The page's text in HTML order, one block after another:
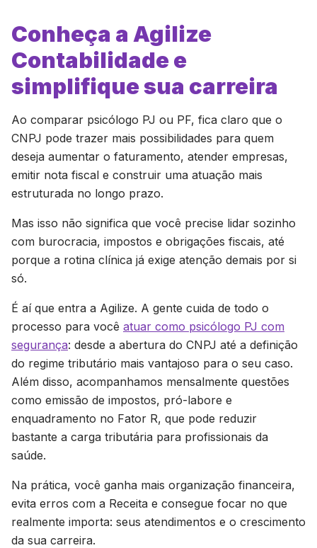
Conheça a Agilize
Contabilidade e
simplifique sua carreira
Ao comparar psicólogo PJ ou PF, fica claro que o
CNPJ pode trazer mais possibilidades para quem
deseja aumentar o faturamento, atender empresas,
emitir nota fiscal e construir uma atuação mais
estruturada no longo prazo.
Mas isso não significa que você precise lidar sozinho
com burocracia, impostos e obrigações fiscais, até
porque a rotina clínica já exige atenção demais por si
só.
É aí que entra a Agilize. A gente cuida de todo o
processo para você atuar como psicólogo PJ com
segurança: desde a abertura do CNPJ até a definição
do regime tributário mais vantajoso para o seu caso.
Além disso, acompanhamos mensalmente questões
como emissão de impostos, pró-labore e
enquadramento no Fator R, que pode reduzir
bastante a carga tributária para profissionais da
saúde.
Na prática, você ganha mais organização financeira,
evita erros com a Receita e consegue focar no que
realmente importa: seus atendimentos e o crescimento
da sua carreira.